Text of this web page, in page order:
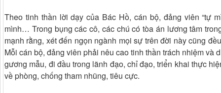
Theo tinh thần lời dạy của Bác Hồ, cán bộ, đảng viên “tự
mình… Trong bụng các cô, các chú có tòa án lương tâm
mạnh rằng, xét đến ngọn ngành mọi sự trên đời này cũng
Mỗi cán bộ, đảng viên phải nêu cao tinh thần trách nhiệm và
gương mẫu, đi đầu trong lãnh đạo, chỉ đạo, triển khai thực
về phòng, chống tham nhũng, tiêu cực.